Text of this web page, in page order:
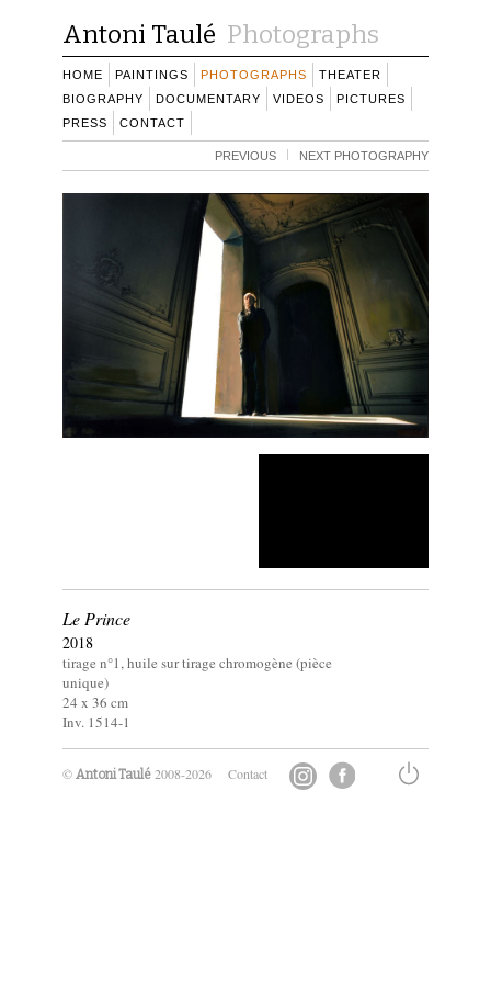
Antoni Taulé Photographs
HOME PAINTINGS PHOTOGRAPHS
THEATER
BIOGRAPHY
DOCUMENTARY VIDEOS
PICTURES
PRESS
CONTACT
PREVIOUS NEXT PHOTOGRAPHY
Le Prince
2018
tirage n°1, huile sur tirage chromogène (pièce
unique)
24 x 36 cm
Inv. 1514-1
© Antoni Taulé 2008-2026 Contact